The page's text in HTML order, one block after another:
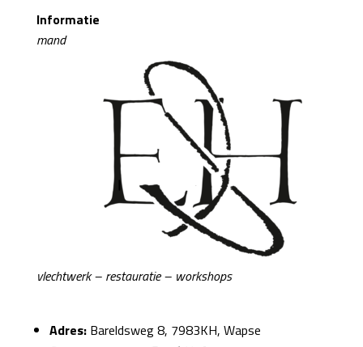
Informatie
mand
vlechtwerk – restauratie – workshops
Adres:Bareldsweg 8, 7983KH, Wapse